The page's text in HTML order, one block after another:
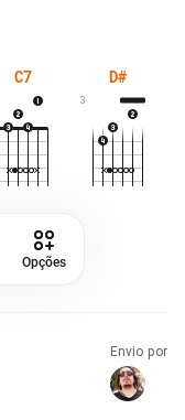
C7 D#
3
Opções
Envio por